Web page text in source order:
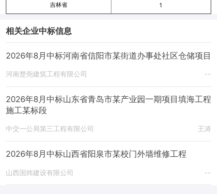
吉林省 1
相关企业中标信息
2026年8月中标河南省信阳市某街道办事处社区仓储项目
河南楚尧建筑工程有限公司 --
2026年8月中标山东省青岛市某产业园一期项目填海工程
施工某标段
中交一公局第三工程有限公司 王涛
2026年8月中标山西省阳泉市某校门外墙维修工程
山西国炜建设有限公司 --